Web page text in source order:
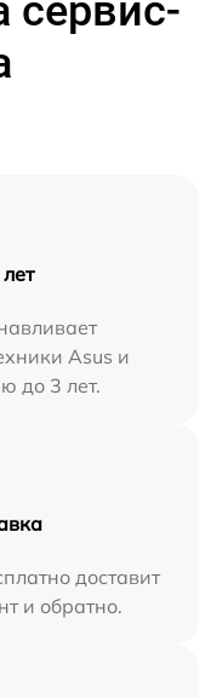
сервис-
Asus и
до 3 лет.
доставит
и обратно.